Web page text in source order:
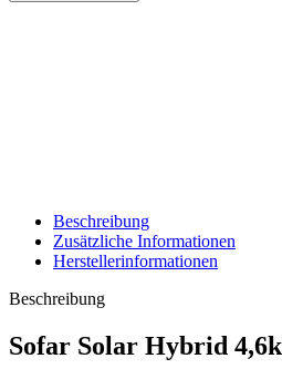
Beschreibung
Zusätzliche Informationen
Herstellerinformationen
Beschreibung
Sofar Solar Hybrid